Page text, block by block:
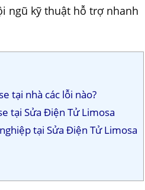
ngũ kỹ thuật hỗ trợ nhanh
tại nhà các lỗi nào?
tại Sửa Điện Tử Limosa
tại Sửa Điện Tử Limosa